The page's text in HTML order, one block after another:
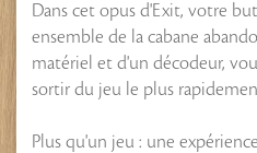
Dans cet opus d'Exit, votre
ensemble de la cabane
matériel et d'un décodeur,
sortir du jeu le plus
Plus qu'un jeu : une